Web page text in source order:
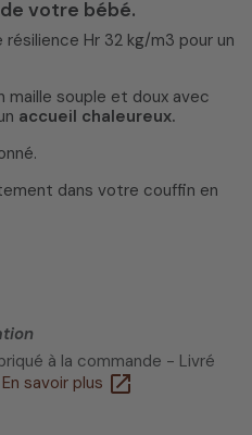
votre bébé.
Hr 32 kg/m3 pour un
maille souple et doux avec
accueil chaleureux.
dans votre couffin en
à la commande - Livré
En savoir plus open_in_new